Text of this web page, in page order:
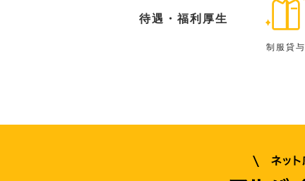
待遇・福利厚生
制服貸与